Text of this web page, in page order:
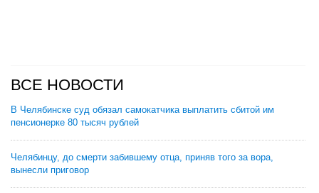
ВСЕ НОВОСТИ
В Челябинске суд обязал самокатчика выплатить сбитой им
пенсионерке 80 тысяч рублей
Челябинцу, до смерти забившему отца, приняв того за вора,
вынесли приговор